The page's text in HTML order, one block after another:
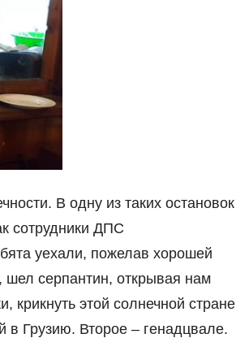
В одну из таких остановок
сотрудники ДПС
уехали, пожелав хорошей
серпантин, открывая нам
крикнуть этой солнечной стране
в Грузию. Второе – генадцвале.